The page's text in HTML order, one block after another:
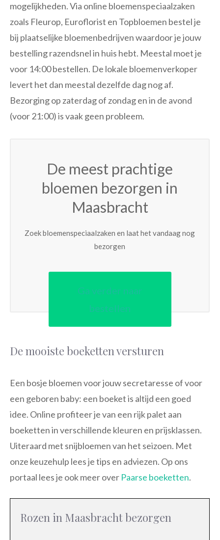
mogelijkheden. Via online bloemenspeciaalzaken
zoals Fleurop, Euroflorist en Topbloemen bestel je
bij plaatselijke bloemenbedrijven waardoor je jouw
bestelling razendsnel in huis hebt. Meestal moet je
voor 14:00 bestellen. De lokale bloemenverkoper
levert het dan meestal dezelfde dag nog af.
Bezorging op zaterdag of zondag en in de avond
(voor 21:00) is vaak geen probleem.
De meest prachtige
bloemen bezorgen in
Maasbracht
Zoek bloemenspeciaalzaken en laat het vandaag nog
bezorgen
Ga verder naar
bestellen
De mooiste boeketten versturen
Een bosje bloemen voor jouw secretaresse of voor
een geboren baby: een boeket is altijd een goed
idee. Online profiteer je van een rijk palet aan
boeketten in verschillende kleuren en prijsklassen.
Uiteraard met snijbloemen van het seizoen. Met
onze keuzehulp lees je tips en adviezen. Op ons
portaal lees je ook meer over Paarse boeketten.
Rozen in Maasbracht bezorgen